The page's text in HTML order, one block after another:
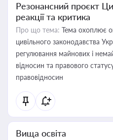
Резонансний проєкт
реакції та критика
Про що тема: Тема охоплює
цивільного законодавства
регулювання майнових і
відносин та правового
правовідносин
Вища освіта